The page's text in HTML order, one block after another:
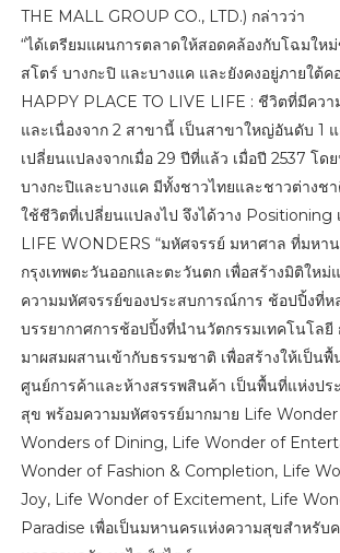
THE MALL GROUP CO., LTD.) กล่าวว่า
“ได้เตรียมแผนการตลาดให้สอดคล้องกับโฉมให
สโตร์ บางกะปิ และบางแค และยังคงอยู่ภายใต้ค
HAPPY PLACE TO LIVE LIFE : ชีวิตที่มีคว
และเนื่องจาก 2 สาขานี้ เป็นสาขาใหญ่อันดับ 1
เปลี่ยนแปลงจากเมื่อ 29 ปีที่แล้ว เมื่อปี 2537 โด
บางกะปิและบางแค มีทั้งชาวไทยและชาวต่างช
ใช้ชีวิตที่เปลี่ยนแปลงไป จึงได้วาง Positioning
LIFE WONDERS “มหัศจรรย์ มหาศาล ที่มหา
กรุงเทพตะวันออกและตะวันตก เพื่อสร้างมิติใหม่
ความมหัศจรรย์ของประสบการณ์การ ช้อปปิ้งที่ห
บรรยากาศการช้อปปิ้งที่นำนวัตกรรมเทคโนโล
มาผสมผสานเข้ากับธรรมชาติ เพื่อสร้างให้เป็นพื้
ศูนย์การค้าและห้างสรรพสินค้า เป็นพื้นที่แห่งป
สุข พร้อมความมหัศจรรย์มากมาย Life
Wonders of Dining, Life Wonder of
Wonder of Fashion & Completion, Life
Joy, Life Wonder of Excitement, Life
Paradise เพื่อเป็นมหานครแห่งความสุขสำหรับ